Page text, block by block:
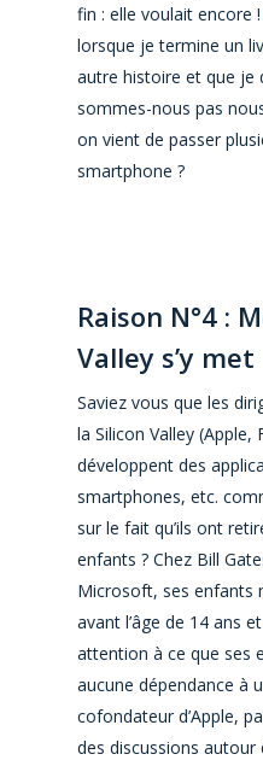
fin : elle voulait encore
lorsque je termine un
autre histoire et que je
sommes-nous pas
on vient de passer
smartphone ?
Raison N°4 :
Valley s’y met
Saviez vous que les
la Silicon Valley (Apple,
développent des
smartphones, etc.
sur le fait qu’ils ont
enfants ? Chez Bill
Microsoft, ses enfants
avant l’âge de 14 ans
attention à ce que ses
aucune dépendance à
cofondateur d’Apple,
des discussions autour